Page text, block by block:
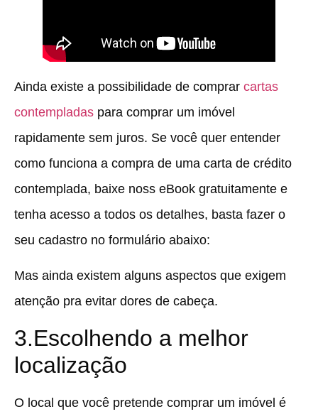
Ainda existe a possibilidade de comprar cartas
contempladas para comprar um imóvel
rapidamente sem juros. Se você quer entender
como funciona a compra de uma carta de crédito
contemplada, baixe noss eBook gratuitamente e
tenha acesso a todos os detalhes, basta fazer o
seu cadastro no formulário abaixo:
Mas ainda existem alguns aspectos que exigem
atenção pra evitar dores de cabeça.
3.Escolhendo a melhor
localização
O local que você pretende comprar um imóvel é